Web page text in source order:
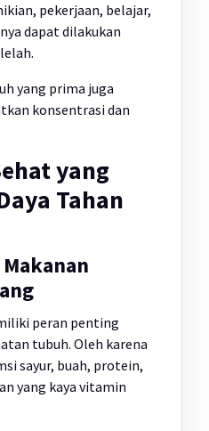
pekerjaan, belajar,
dapat dilakukan
yang prima juga
konsentrasi dan
yang
Tahan
peran penting
tubuh. Oleh karena
sayur, buah, protein,
yang kaya vitamin